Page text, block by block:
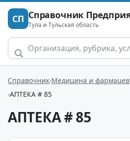
СП Справочник
Тула и Тульская область
Справочник Медицина и
АПТЕКА # 85
АПТЕКА # 85